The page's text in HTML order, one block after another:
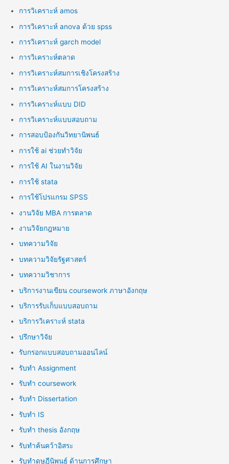
การวิเคราะห์ amos
การวิเคราะห์ anova ด้วย spss
การวิเคราะห์ garch model
การวิเคราะห์ตลาด
การวิเคราะห์สมการเชิงโครงสร้าง
การวิเคราะห์สมการโครงสร้าง
การวิเคราะห์แบบ DID
การวิเคราะห์แบบสอบถาม
การสอบป้องกันวิทยานิพนธ์
การใช้ ai ช่วยทำวิจัย
การใช้ AI ในงานวิจัย
การใช้ stata
การใช้โปรแกรม SPSS
งานวิจัย MBA การตลาด
งานวิจัยกฎหมาย
บทความวิจัย
บทความวิจัยรัฐศาสตร์
บทความวิชาการ
บริการงานเขียน coursework ภาษาอังกฤษ
บริการรับเก็บแบบสอบถาม
บริการวิเคราะห์ stata
ปรึกษาวิจัย
รับกรอกแบบสอบถามออนไลน์
รับทำ Assignment
รับทำ coursework
รับทำ Dissertation
รับทำ IS
รับทำ thesis อังกฤษ
รับทำค้นคว้าอิสระ
รับทำดุษฎีนิพนธ์ ด้านการศึกษา